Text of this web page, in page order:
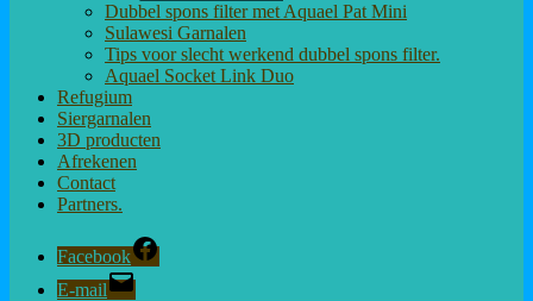
Dubbel spons filter met Aquael Pat Mini
Sulawesi Garnalen
Tips voor slecht werkend dubbel spons filter.
Aquael Socket Link Duo
Refugium
Siergarnalen
3D producten
Afrekenen
Contact
Partners.
Facebook
E-mail